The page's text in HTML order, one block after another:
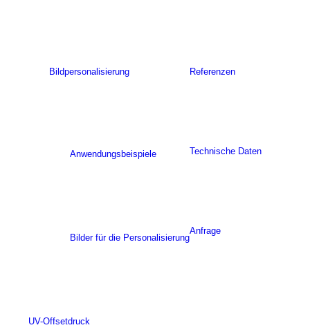
Bildpersonalisierung
Anwendungsbeispiele
Bilder für die Personalisierung
Referenzen
Technische Daten
Anfrage
UV-Offsetdruck